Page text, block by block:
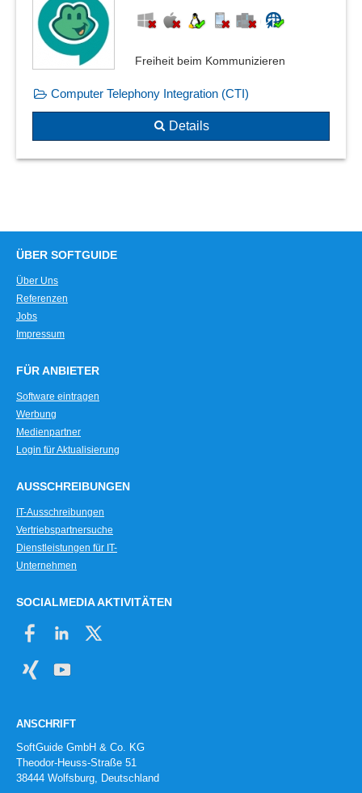
Freiheit beim Kommunizieren
Computer Telephony Integration (CTI)
Details
ÜBER SOFTGUIDE
Über Uns
Referenzen
Jobs
Impressum
FÜR ANBIETER
Software eintragen
Werbung
Medienpartner
Login für Aktualisierung
AUSSCHREIBUNGEN
IT-Ausschreibungen
Vertriebspartnersuche
Dienstleistungen für IT-
Unternehmen
SOCIALMEDIA AKTIVITÄTEN
ANSCHRIFT
SoftGuide GmbH & Co. KG
Theodor-Heuss-Straße 51
38444 Wolfsburg, Deutschland